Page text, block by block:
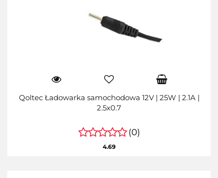
Qoltec Ładowarka samochodowa 12V | 25W | 2.1A |
2.5x0.7
(0)
4.69